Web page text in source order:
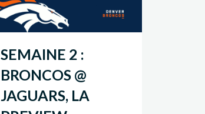
SEMAINE 2 :
BRONCOS @
JAGUARS, LA